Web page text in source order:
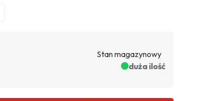
Stan magazynowy
duża ilość